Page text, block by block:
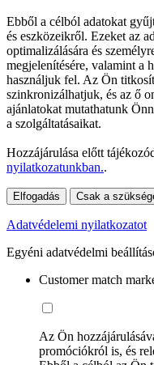
Ebből a célból adatokat
és eszközeikről. Ezeket az
optimalizálására és
megjelenítésére, valamint a
használjuk fel. Az Ön
szinkronizálhatjuk, és az ő
ajánlatokat mutathatunk
a szolgáltatásaikat.
Hozzájárulása előtt
nyilatkozatunkban..
Elfogadás Csak a
Adatvédelemi nyilatkozatot
Egyéni adatvédelmi
Customer match
Az Ön
promóciókról is, és